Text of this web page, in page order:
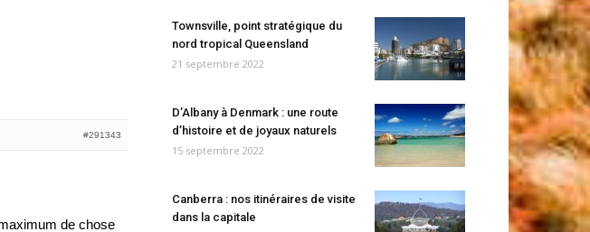
#291343
de chose
Townsville, point stratégique du
nord tropical Queensland
21 septembre 2022
D’Albany à Denmark : une route
d’histoire et de joyaux naturels
15 septembre 2022
Canberra : nos itinéraires de visite
dans la capitale